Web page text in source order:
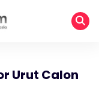
Urut Calon